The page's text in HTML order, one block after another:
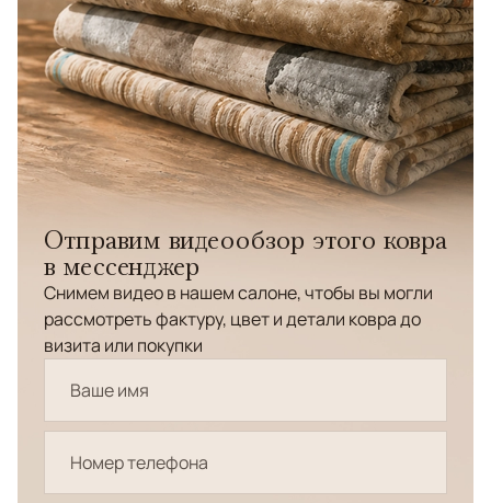
Отправим видеообзор этого ковра
в мессенджер
Снимем видео в нашем салоне, чтобы вы могли
рассмотреть фактуру, цвет и детали ковра до
визита или покупки